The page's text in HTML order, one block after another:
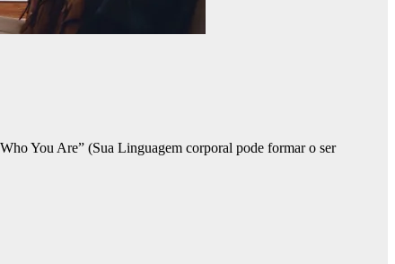
You Are” (Sua Linguagem corporal pode formar o ser